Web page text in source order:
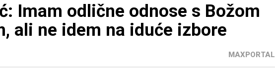
Imam odlične odnose s Božom
ali ne idem na iduće izbore
MAXPORTAL